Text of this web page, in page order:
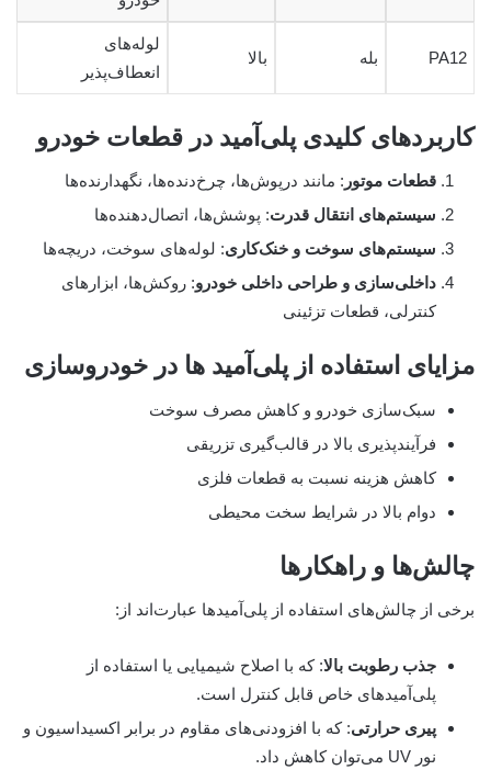
PA12 بله بالا
لوله‌های
انعطاف‌پذیر
کاربردهای کلیدی پلی‌آمید در قطعات خودرو
قطعات موتور : مانند درپوش‌ها، چرخ‌دنده‌ها، نگهدارنده‌ها
سیستم‌های انتقال قدرت: پوشش‌ها، اتصال‌دهنده‌ها
سیستم‌های سوخت و خنک‌کاری: لوله‌های سوخت، دریچه‌ها
داخلی‌سازی و طراحی داخلی خودرو: روکش‌ها، ابزارهای
کنترلی، قطعات تزئینی
مزایای استفاده از پلی‌آمید ها در خودروسازی
سبک‌سازی خودرو و کاهش مصرف سوخت
فرآیندپذیری بالا در قالب‌گیری تزریقی
کاهش هزینه نسبت به قطعات فلزی
دوام بالا در شرایط سخت محیطی
چالش‌ها و راهکارها
برخی از چالش‌های استفاده از پلی‌آمیدها عبارت‌اند از:
جذب رطوبت بالا: که با اصلاح شیمیایی یا استفاده از
پلی‌آمیدهای خاص قابل کنترل است.
پیری حرارتی: که با افزودنی‌های مقاوم در برابر اکسیداسیون و
نور UV می‌توان کاهش داد.